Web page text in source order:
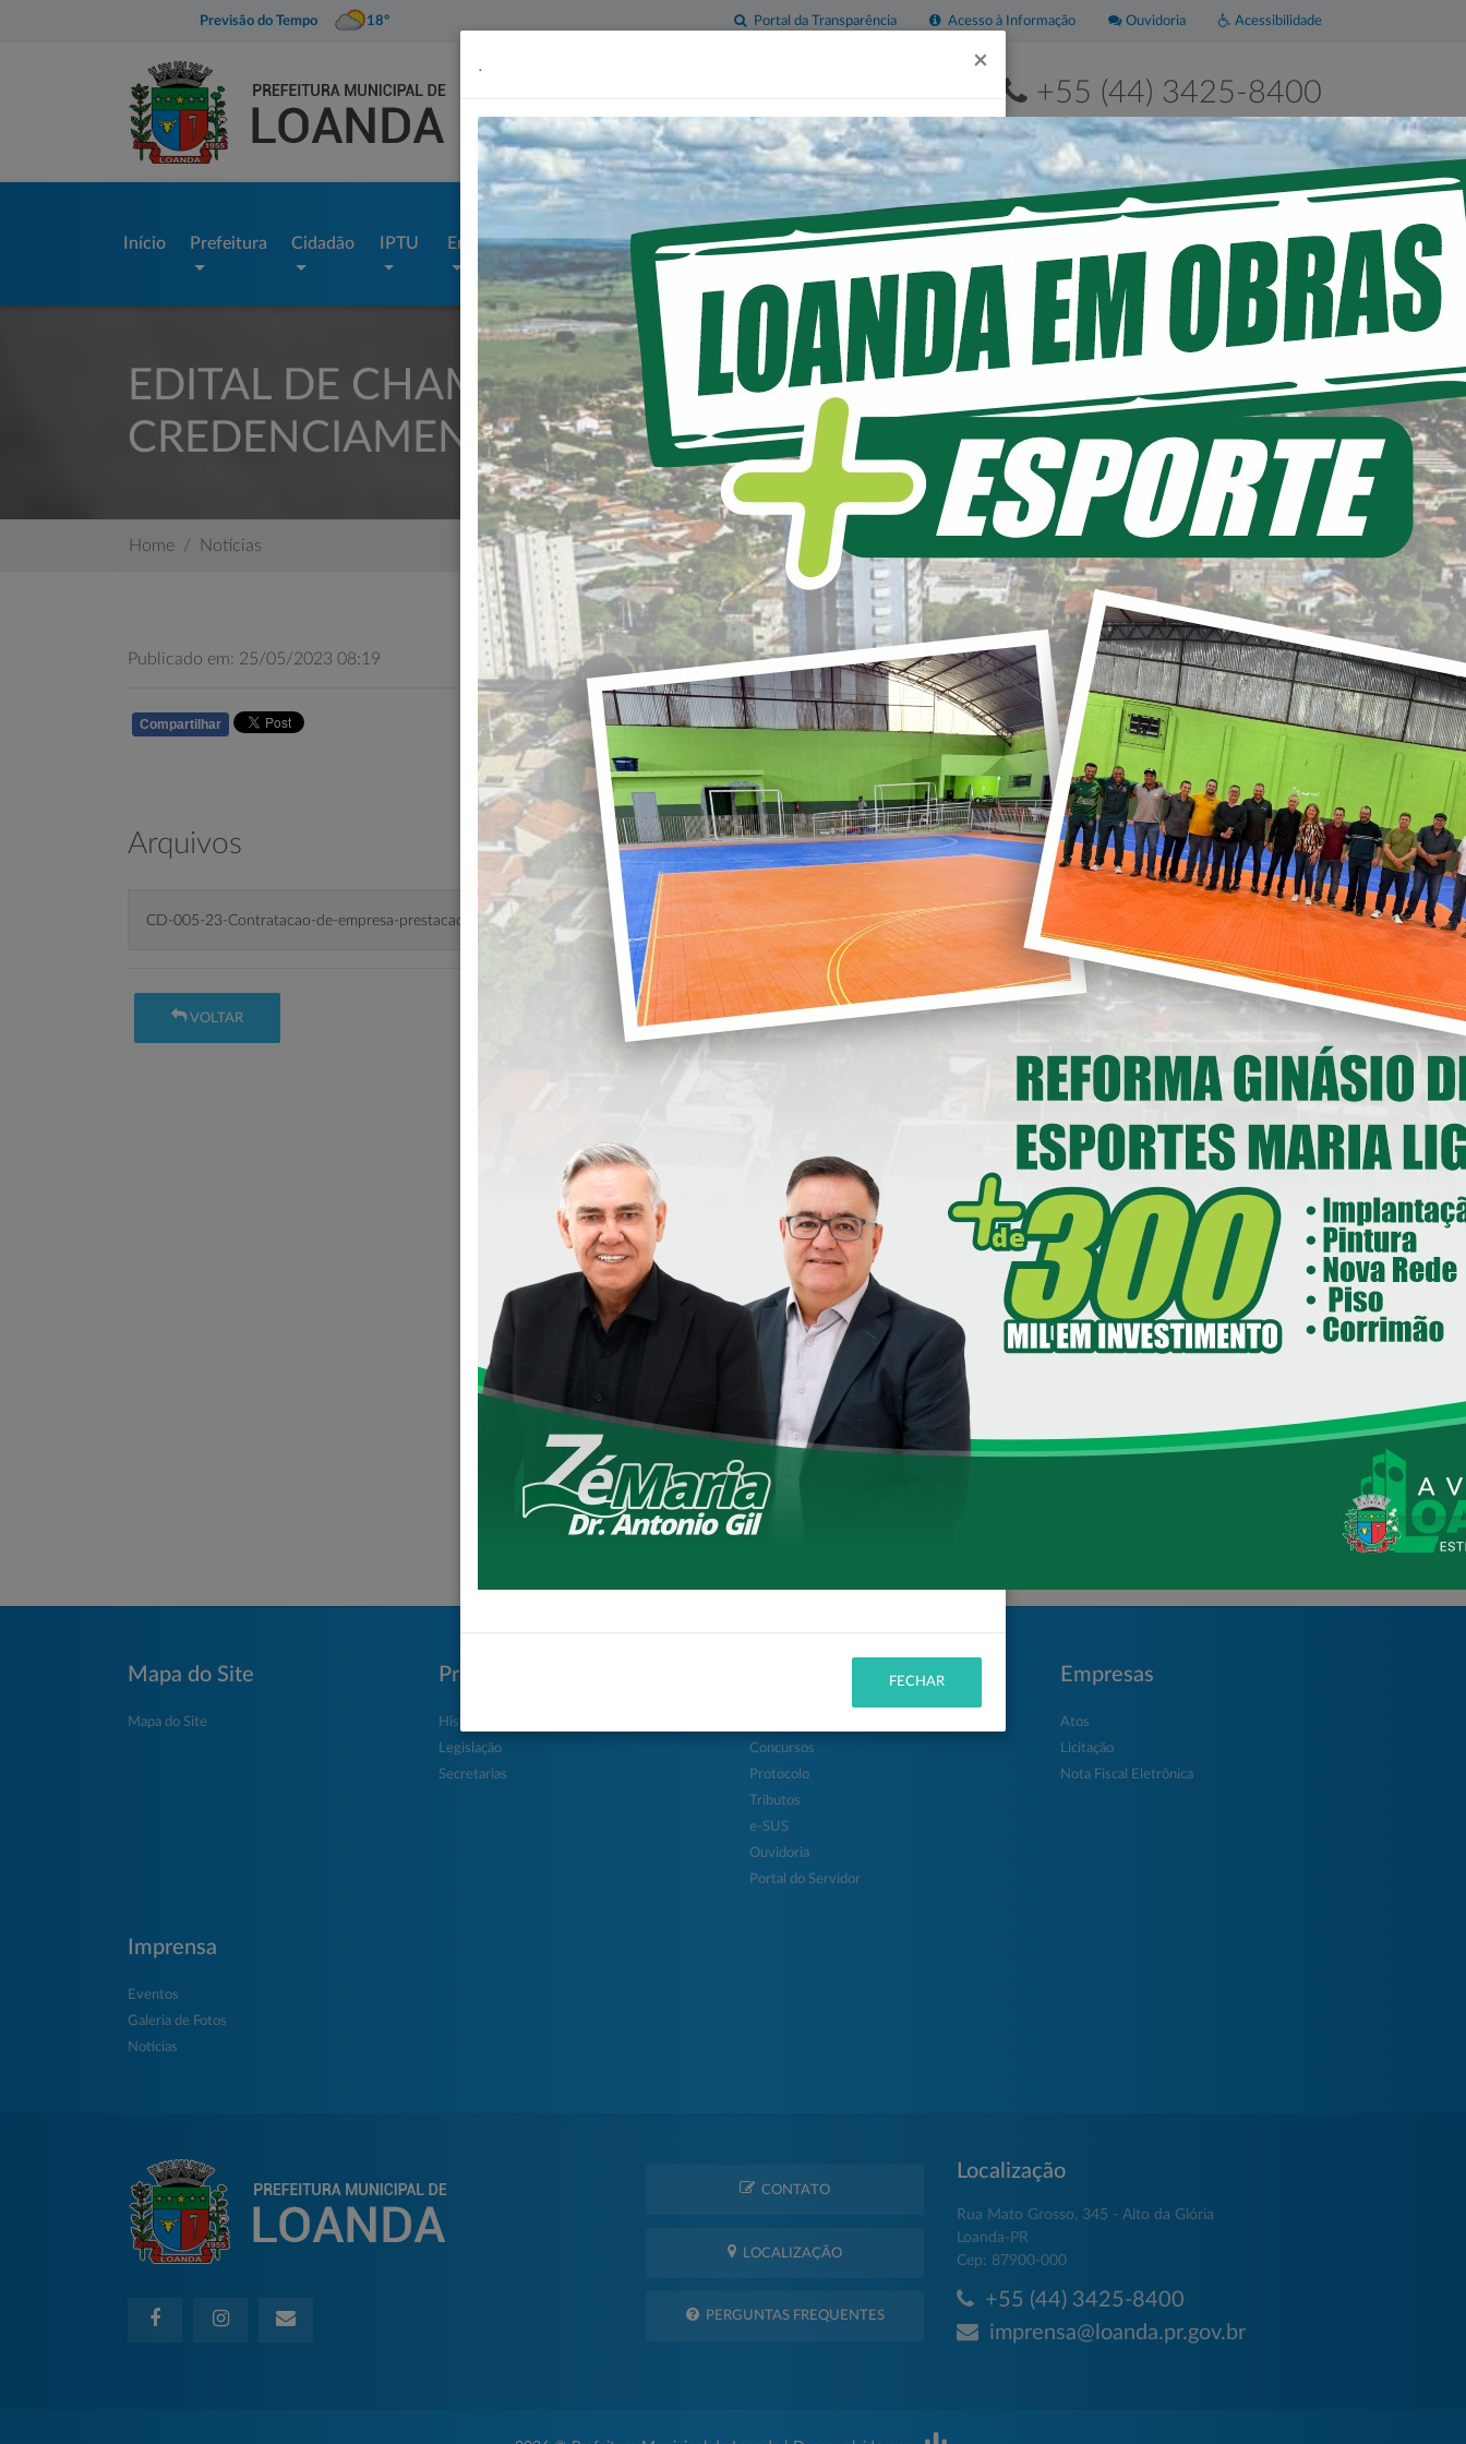
Previsão do Tempo 18º Acessibilidade
Ouvidoria
Acesso à Informação
Portal da Transparência
+55 (44) 3425-8400
2ª a 6ª de 8h às 11h30 e das 13h às 17h30
Início Prefeitura Cidadão IPTU Empresas Imprensa Servidor Contatos
Sala do
Empreendedor
Municipais
Portal da
Transparência
EDITAL DE CHAMAMENTO PÚBLICO PARA FINS DE
CREDENCIAMENTO Nº. 005/2023-PML
Home Notícias
Publicado em: 25/05/2023 08:19
Compartilhar
Arquivos
CD-005-23-Contratacao-de-empresa-prestacao-de-servicos-de-exames-laboratoriais.doc Clique para baixar
VOLTAR
LEIA MAIS
11/06/2026 20:00
Secretaria de Planejamento – SEPL
Pavimentação da Estrada do Baú
avança com mais 3,6 km de asfalto
rural
22/05/2026 19:00
Gabinete do Prefeito – GPRE
Deputado Federal Toninho
Wandscheer cumpre agenda
institucional em Loanda
Secretaria de Esportes e Lazer - SEEL
reforma do Ginásio de Esportes
Maria Ligiane
11/05/2026 08:00
Secretaria de Indústria, Comércio - SEIC
Distrito Industrial de Loanda avança e
05/05/2026 08:00
. ×
FECHAR
Mapa do Site
Mapa do Site
Prefeitura
História da Cidade
Legislação
Secretarias
Concursos
Protocolo
Tributos
e-SUS
Ouvidoria
Portal do Servidor
Empresas
Atos
Licitação
Nota Fiscal Eletrônica
Imprensa
Eventos
Galeria de Fotos
Notícias
CONTATO
LOCALIZAÇÃO
PERGUNTAS FREQUENTES
Localização
Rua Mato Grosso, 345 - Alto da Glória
Loanda-PR
Cep: 87900-000
+55 (44) 3425-8400
imprensa@loanda.pr.gov.br